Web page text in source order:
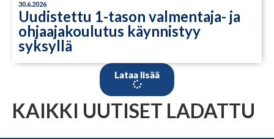
30.6.2026
Uudistettu 1-tason valmentaja- ja
ohjaajakoulutus käynnistyy
syksyllä
Lataa lisää
KAIKKI UUTISET LADATTU